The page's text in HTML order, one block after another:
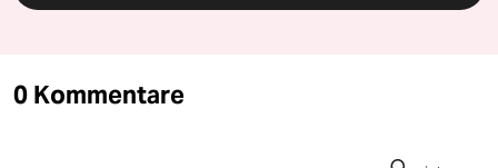
0 Kommentare